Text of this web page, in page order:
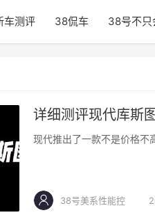
车测评 38侃车 38号不只
详细测评现代库斯图
现代推出了一款不是价格不
38号美系性能控